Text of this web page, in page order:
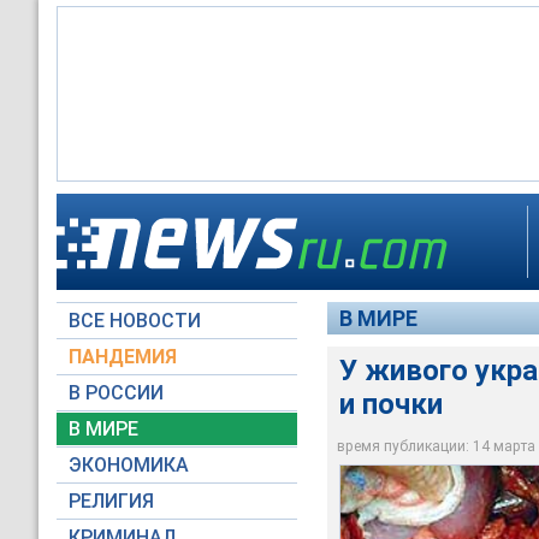
ВСЕ НОВОСТИ
ПАНДЕМИЯ
В РОССИИ
В МИРЕ
ЭКОНОМИКА
РЕЛИГИЯ
В МИРЕ
У живого
и почки
время публикации: 14
У живого украинца
Архив NEWSru.com